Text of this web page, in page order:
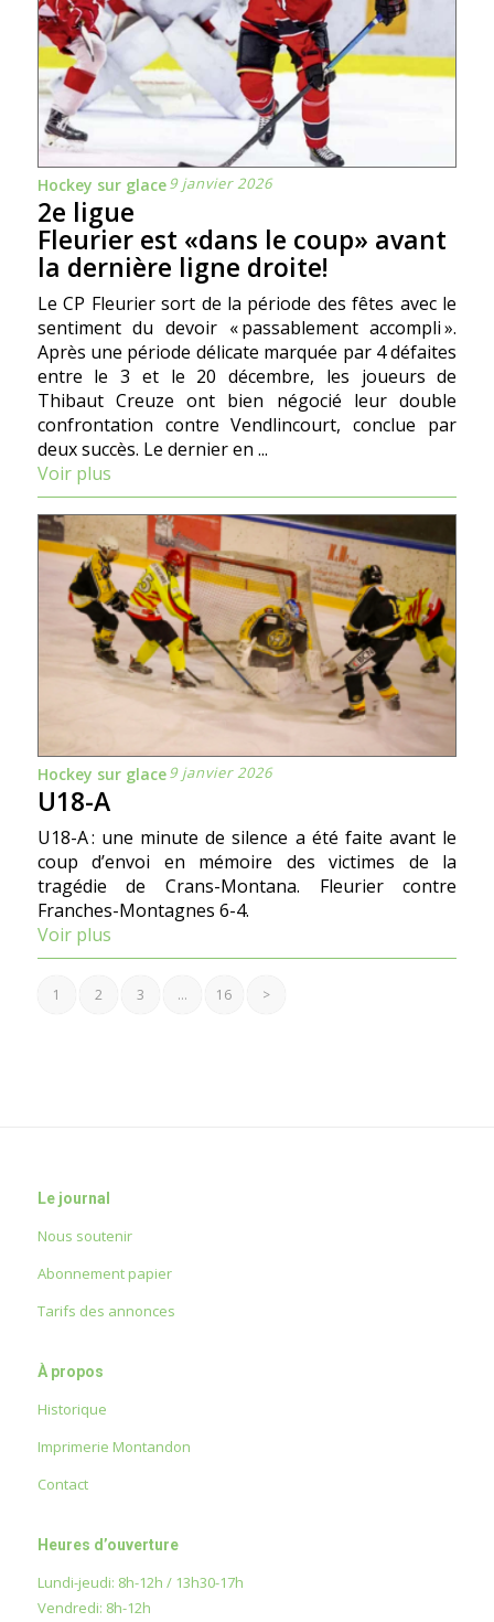
Hockey sur glace9 janvier 2026
2e ligue
Fleurier est «dans le coup» avant
la dernière ligne droite!
Le CP Fleurier sort de la période des fêtes avec le
sentiment du devoir « passablement accompli ».
Après une période délicate marquée par 4 défaites
entre le 3 et le 20 décembre, les joueurs de
Thibaut Creuze ont bien négocié leur double
confrontation contre Vendlincourt, conclue par
deux succès. Le dernier en ...
Voir plus
Hockey sur glace9 janvier 2026
U18-A
U18-A : une minute de silence a été faite avant le
coup d’envoi en mémoire des victimes de la
tragédie de Crans-Montana. Fleurier contre
Franches-Montagnes 6-4.
Voir plus
1 2 3 … 16 >
Le journal
Nous soutenir
Abonnement papier
Tarifs des annonces
À propos
Historique
Imprimerie Montandon
Contact
Heures d’ouverture
Lundi-jeudi: 8h-12h / 13h30-17h
Vendredi: 8h-12h